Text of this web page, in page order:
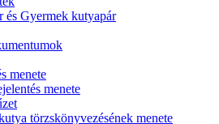
és Gyermek kutyapár
menete
menete
törzskönyvezésének menete